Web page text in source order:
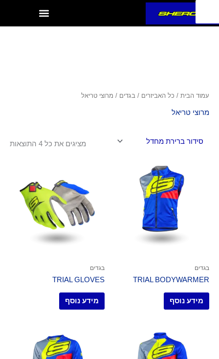
עמוד הבית / כל האביזרים / בגדים / מרוצי טריאל
מרוצי טריאל
מציגים את כל ⁦4⁩ התוצאות
בגדים
TRIAL BODYWARMER
מידע נוסף
בגדים
TRIAL GLOVES
מידע נוסף